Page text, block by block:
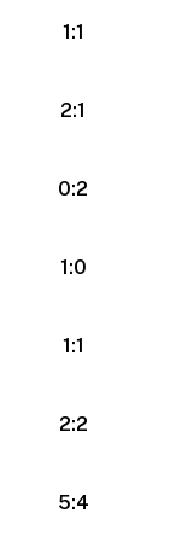
1:1
2:1
0:2
1:0
1:1
2:2
5:4